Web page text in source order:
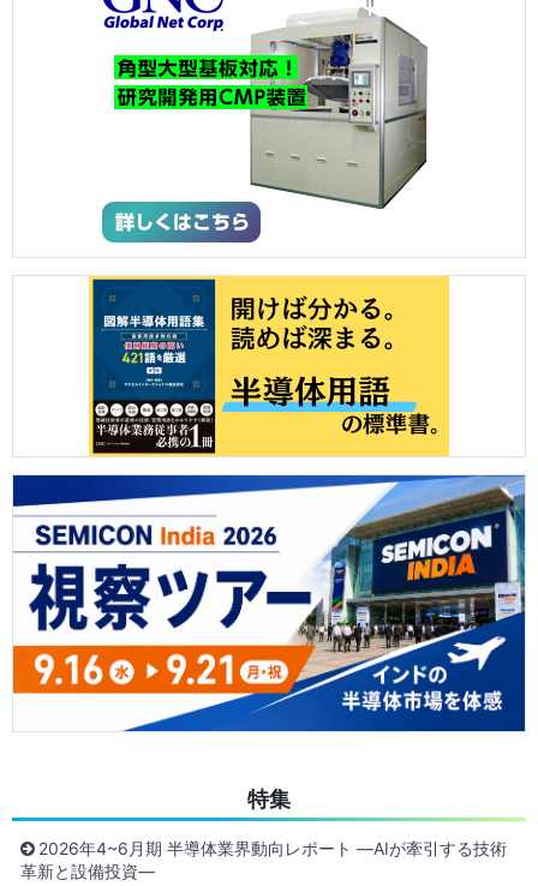
特集
2026年4~6月期 半導体業界動向レポート ―AIが牽引する技術
革新と設備投資―